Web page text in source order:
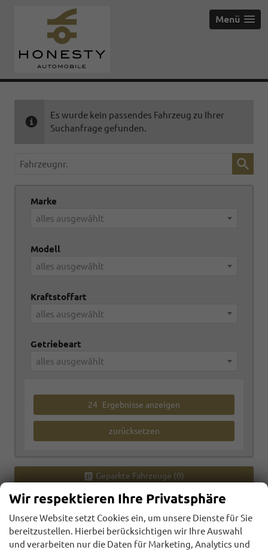
Menü
Es wurde kein passendes Fahrzeug zu Ihrer
Suchanfrage gefunden.
Fahrzeugnr.
Marke
alles ausgewählt
Modell
alles ausgewählt
Kraftstoffart
alles ausgewählt
Getriebeart
alles ausgewählt
24 Ergebnisse anzeigen
zurücksetzen
Geparkte Fahrzeuge (0)
Anmelden
Wir respektieren Ihre Privatsphäre
Unsere Website setzt Cookies ein, um unsere Dienste für Sie
bereitzustellen. Hierbei berücksichtigen wir Ihre Auswahl
und verarbeiten nur die Daten für Marketing, Analytics und